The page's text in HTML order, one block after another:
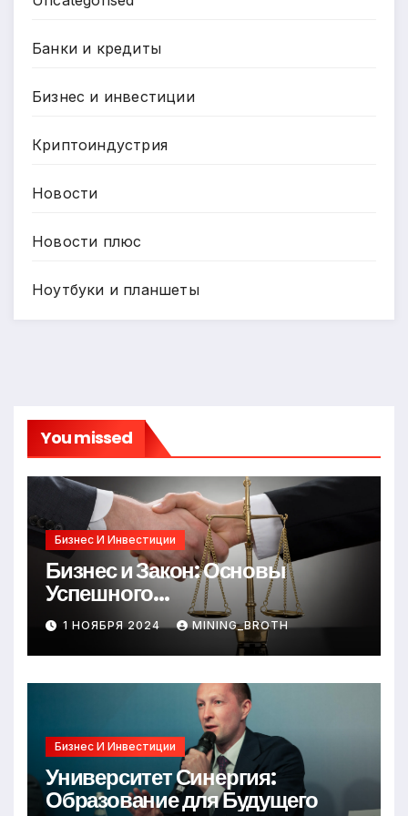
Банки и кредиты
Бизнес и инвестиции
Криптоиндустрия
Новости
Новости плюс
Ноутбуки и планшеты
You missed
Бизнес И Инвестиции
Бизнес и Закон: Основы
Успешного
Предпринимательства
1 НОЯБРЯ 2024 MINING_BROTH
Бизнес И Инвестиции
Университет Синергия:
Образование для Будущего